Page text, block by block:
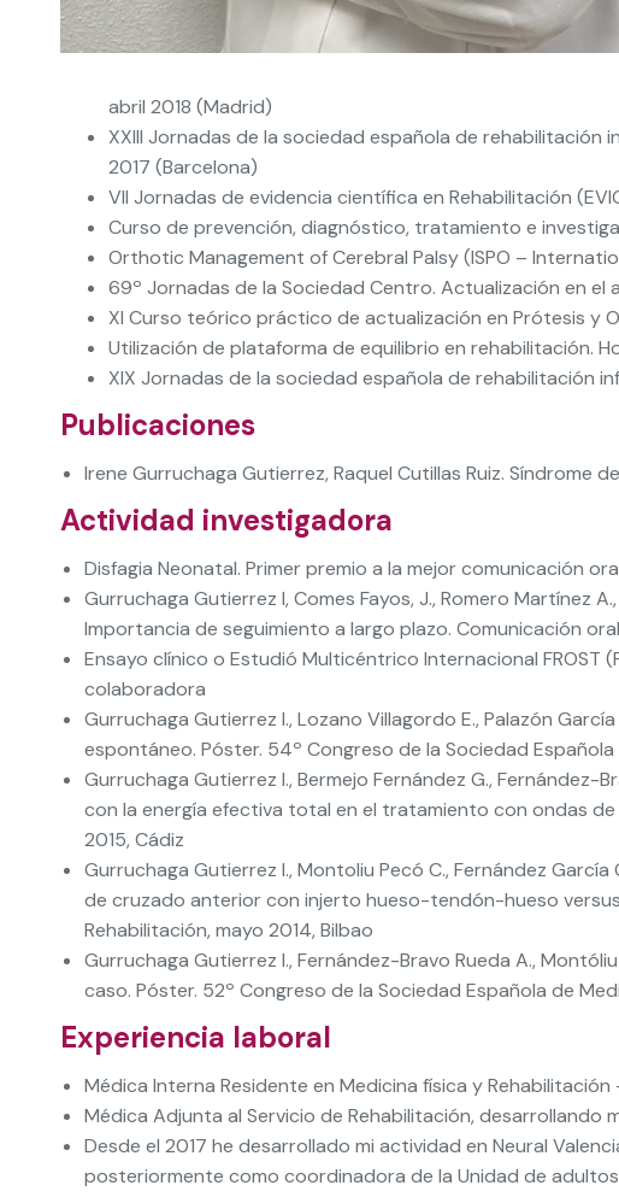
abril 2018 (Madrid)
XXIII Jornadas de la sociedad española de rehabilitación
2017 (Barcelona)
VII Jornadas de evidencia científica en Rehabilitación
Curso de prevención, diagnóstico, tratamiento e
Orthotic Management of Cerebral Palsy (ISPO –
69º Jornadas de la Sociedad Centro. Actualización en el
XI Curso teórico práctico de actualización en Prótesis y
Utilización de plataforma de equilibrio en rehabilitación.
XIX Jornadas de la sociedad española de rehabilitación
Publicaciones
Irene Gurruchaga Gutierrez, Raquel Cutillas Ruiz. Síndrome
Actividad investigadora
Disfagia Neonatal. Primer premio a la mejor comunicación
Gurruchaga Gutierrez I, Comes Fayos, J., Romero Martínez
Importancia de seguimiento a largo plazo. Comunicación
Ensayo clínico o Estudió Multicéntrico Internacional
colaboradora
Gurruchaga Gutierrez I., Lozano Villagordo E., Palazón
espontáneo. Póster. 54º Congreso de la Sociedad
Gurruchaga Gutierrez I., Bermejo Fernández G., Fernández-
con la energía efectiva total en el tratamiento con ondas de
2015, Cádiz
Gurruchaga Gutierrez I., Montoliu Pecó C., Fernández
de cruzado anterior con injerto hueso-tendón-hueso
Rehabilitación, mayo 2014, Bilbao
Gurruchaga Gutierrez I., Fernández-Bravo Rueda A.,
caso. Póster. 52º Congreso de la Sociedad Española de
Experiencia laboral
Médica Interna Residente en Medicina física y Rehabilitación
Médica Adjunta al Servicio de Rehabilitación, desarrollando
Desde el 2017 he desarrollado mi actividad en Neural
posteriormente como coordinadora de la Unidad de